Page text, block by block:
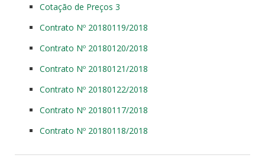
Cotação de Preços 3
Contrato Nº 20180119/2018
Contrato Nº 20180120/2018
Contrato Nº 20180121/2018
Contrato Nº 20180122/2018
Contrato Nº 20180117/2018
Contrato Nº 20180118/2018